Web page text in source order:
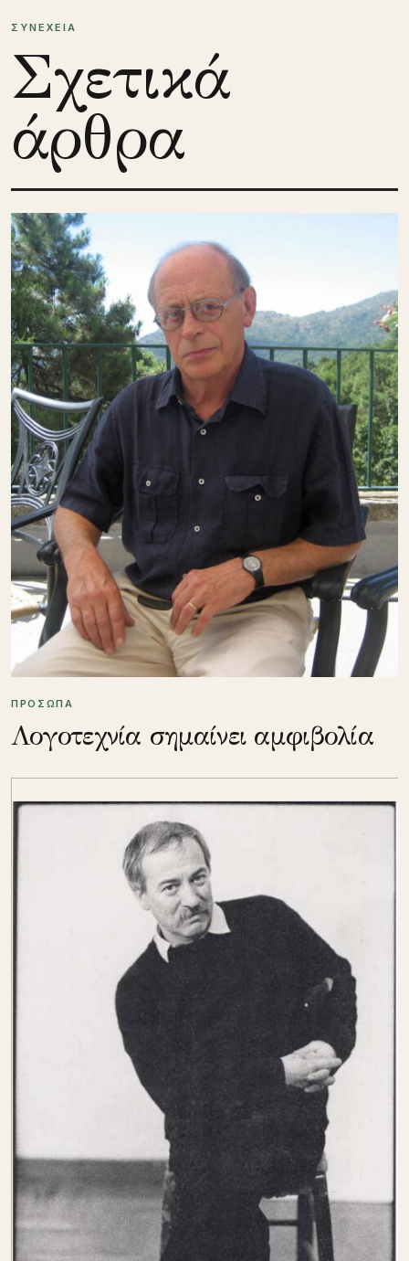
ΣΥΝΕΧΕΙΑ
Σχετικά
άρθρα
ΠΡΟΣΩΠΑ
Λογοτεχνία σημαίνει αμφιβολία